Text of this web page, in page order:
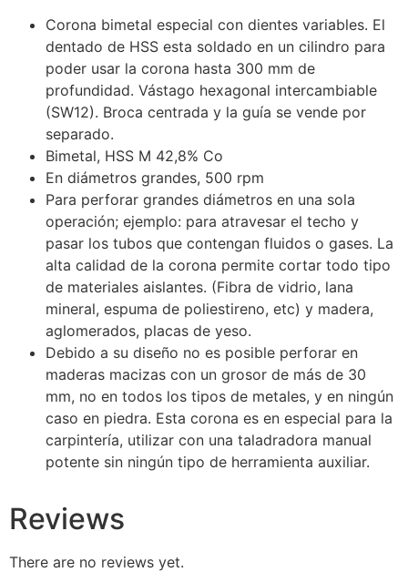
Corona bimetal especial con dientes variables. El
dentado de HSS esta soldado en un cilindro para
poder usar la corona hasta 300 mm de
profundidad. Vástago hexagonal intercambiable
(SW12). Broca centrada y la guía se vende por
separado.
Bimetal, HSS M 42,8% Co
En diámetros grandes, 500 rpm
Para perforar grandes diámetros en una sola
operación; ejemplo: para atravesar el techo y
pasar los tubos que contengan fluidos o gases. La
alta calidad de la corona permite cortar todo tipo
de materiales aislantes. (Fibra de vidrio, lana
mineral, espuma de poliestireno, etc) y madera,
aglomerados, placas de yeso.
Debido a su diseño no es posible perforar en
maderas macizas con un grosor de más de 30
mm, no en todos los tipos de metales, y en ningún
caso en piedra. Esta corona es en especial para la
carpintería, utilizar con una taladradora manual
potente sin ningún tipo de herramienta auxiliar.
Reviews
There are no reviews yet.